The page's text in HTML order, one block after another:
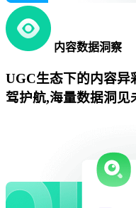
内容数据洞察
UGC生态下的内容
驾护航,海量数据洞见